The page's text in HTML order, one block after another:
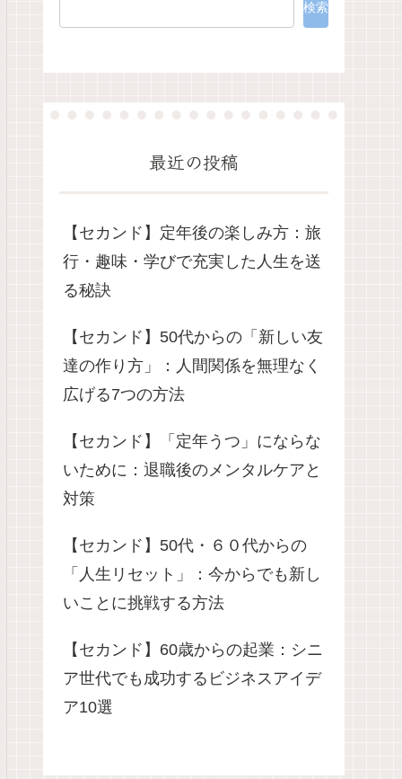
検索
最近の投稿
【セカンド】定年後の楽しみ方：旅
行・趣味・学びで充実した人生を送
る秘訣
【セカンド】50代からの「新しい友
達の作り方」：人間関係を無理なく
広げる7つの方法
【セカンド】「定年うつ」にならな
いために：退職後のメンタルケアと
対策
【セカンド】50代・６０代からの
「人生リセット」：今からでも新し
いことに挑戦する方法
【セカンド】60歳からの起業：シニ
ア世代でも成功するビジネスアイデ
ア10選